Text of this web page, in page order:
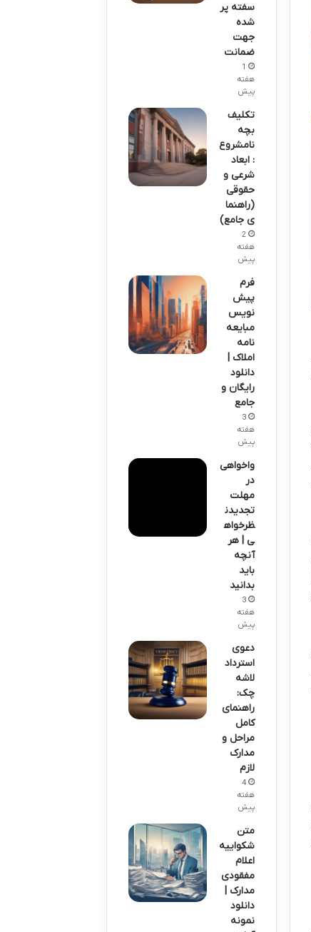
سفته پر
شده
جهت
ضمانت
1
هفته
پیش
تکلیف
بچه
نامشروع
: ابعاد
شرعی و
حقوقی
(راهنما
ی جامع)
2
هفته
پیش
فرم
پیش
نویس
مبایعه
نامه
املاک |
دانلود
رایگان و
جامع
3
هفته
پیش
واخواهی
در
مهلت
تجدیدن
ظرخواه
ی | هر
آنچه
باید
بدانید
3
هفته
پیش
دعوی
استرداد
لاشه
چک:
راهنمای
کامل
مراحل و
مدارک
لازم
4
هفته
پیش
متن
شکواییه
اعلام
مفقودی
مدارک |
دانلود
نمونه